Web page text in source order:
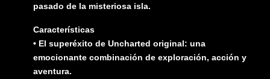
pasado de la misteriosa isla.
Características
• El superéxito de Uncharted original: una
emocionante combinación de exploración, acción y
aventura.